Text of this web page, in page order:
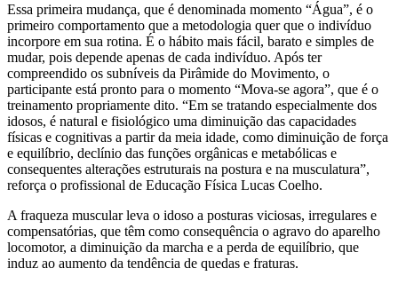
Essa primeira mudança, que é denominada momento “Água”, é o
primeiro comportamento que a metodologia quer que o indivíduo
incorpore em sua rotina. É o hábito mais fácil, barato e simples de
mudar, pois depende apenas de cada indivíduo. Após ter
compreendido os subníveis da Pirâmide do Movimento, o
participante está pronto para o momento “Mova-se agora”, que é o
treinamento propriamente dito. “Em se tratando especialmente dos
idosos, é natural e fisiológico uma diminuição das capacidades
físicas e cognitivas a partir da meia idade, como diminuição de força
e equilíbrio, declínio das funções orgânicas e metabólicas e
consequentes alterações estruturais na postura e na musculatura”,
reforça o profissional de Educação Física Lucas Coelho.
A fraqueza muscular leva o idoso a posturas viciosas, irregulares e
compensatórias, que têm como consequência o agravo do aparelho
locomotor, a diminuição da marcha e a perda de equilíbrio, que
induz ao aumento da tendência de quedas e fraturas.